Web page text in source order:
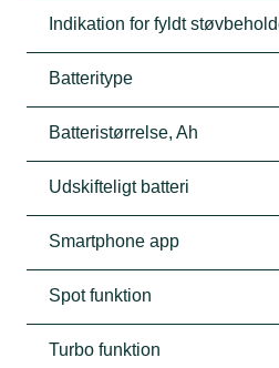
Indikation for fyldt
Batteritype
Batteristørrelse, Ah
Udskifteligt batteri
Smartphone app
Spot funktion
Turbo funktion